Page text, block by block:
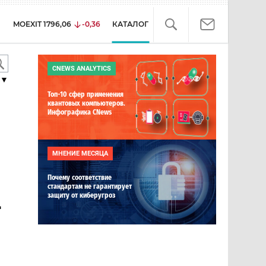
MOEXIT 1796,06 -0,36 КАТАЛОГ
▼
CNEWS ANALYTICS
Топ-10 сфер применения
квантовых компьютеров.
Инфографика CNews
МНЕНИЕ МЕСЯЦА
Почему соответствие
стандартам не гарантирует
защиту от киберугроз